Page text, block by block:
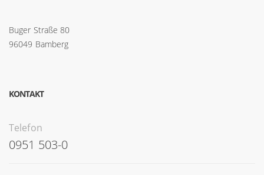
Buger Straße 80
96049 Bamberg
KONTAKT
Telefon
0951 503-0